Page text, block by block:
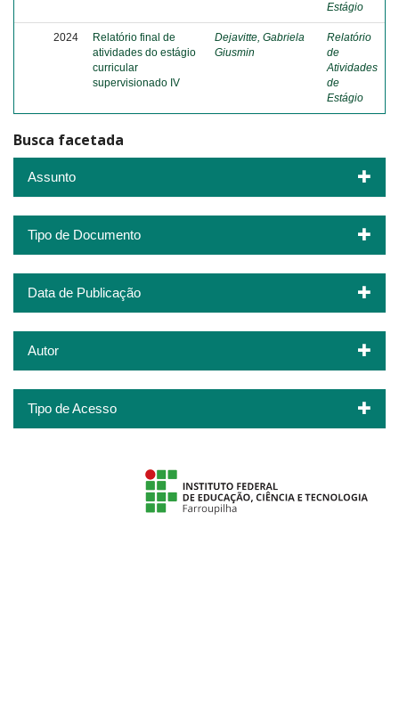
Estágio
2024
Relatório final de
atividades do estágio
curricular
supervisionado IV
Dejavitte, Gabriela
Giusmin
Relatório
de
Atividades
de
Estágio
Busca facetada
Assunto
Tipo de Documento
Data de Publicação
Autor
Tipo de Acesso